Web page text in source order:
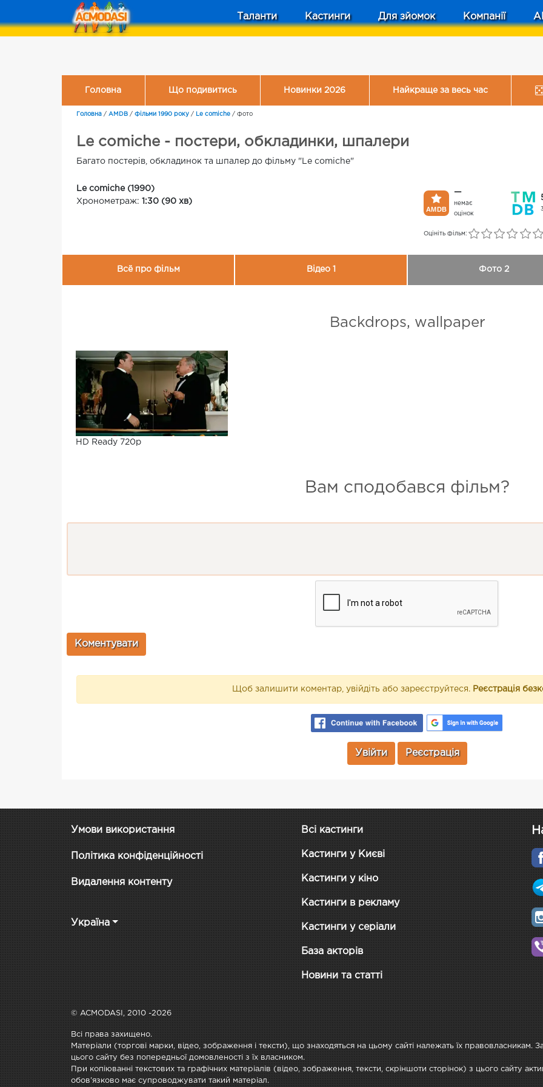
Таланти Кастинги Для зйомок Компанії
Головна Що подивитись Новинки 2026 Найкраще за весь час
Головна / AMDB / Фільми 1990 року / Le comiche / Фото
Le comiche - постери, обкладинки, шпалери
Багато постерів, обкладинок та шпалер до фільму "Le comiche"
Le comiche (1990)
Хронометраж: 1:30 (90 хв)
—
немає
оцінок
Оцініть фільм:
Всё про фільм Відео 1 Фото 2
Backdrops, wallpaper
HD Ready 720p
Вам сподобався фільм?
Щоб залишити коментар, увійдіть або зареєструйтеся. Реєстрація
Увійти Реєстрація
Умови використання
Політика конфіденційності
Видалення контенту
Україна
Всі кастинги
Кастинги у Києві
Кастинги у кіно
Кастинги в рекламу
Кастинги у серіали
База акторів
Новини та статті
© ACMODASI, 2010 -2026
Всі права захищено.
Матеріали (торгові марки, відео, зображення і тексти), що знаходяться на цьому сайті належать їх правовласникам.
цього сайту без попередньої домовленості з їх власником.
При копіюванні текстових та графічних матеріалів (відео, зображення, тексти, скріншоти сторінок) з цього сайту
обов'язково має супроводжувати такий матеріал.